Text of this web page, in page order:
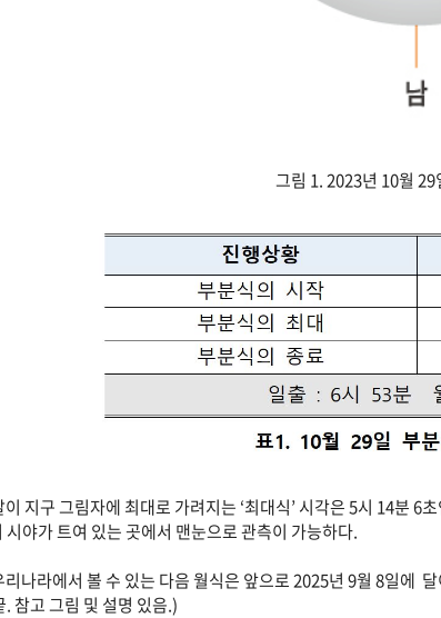
그림 1. 2023년 10월
의 시작4시 34분 30초
의 최대5시 14분 6초
: 6시 53분 월몰 : 7시 3분
월 29일 부분월식 진행 시각
이 지구 그림자에 최대로 가려지는 ‘최대식’ 시각은 5시 14분 6
시야가 트여 있는 곳에서 맨눈으로 관측이 가능하다.
나라에서 볼 수 있는 다음 월식은 앞으로 2025년 9월 8일에
. 참고 그림 및 설명 있음.)